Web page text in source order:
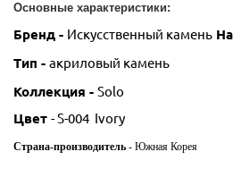
Основные характеристики:
Бренд - Искусственный камень
Тип - акриловый камень
Коллекция - Solo
Цвет - S-004 Ivory
Страна-производитель - Южная Корея